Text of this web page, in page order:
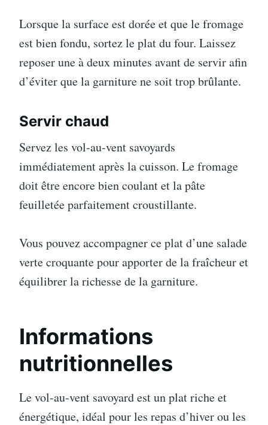
Lorsque la surface est dorée et que le fromage
est bien fondu, sortez le plat du four. Laissez
reposer une à deux minutes avant de servir afin
d’éviter que la garniture ne soit trop brûlante.
Servir chaud
Servez les vol-au-vent savoyards
immédiatement après la cuisson. Le fromage
doit être encore bien coulant et la pâte
feuilletée parfaitement croustillante.
Vous pouvez accompagner ce plat d’une salade
verte croquante pour apporter de la fraîcheur et
équilibrer la richesse de la garniture.
Informations
nutritionnelles
Le vol-au-vent savoyard est un plat riche et
énergétique, idéal pour les repas d’hiver ou les